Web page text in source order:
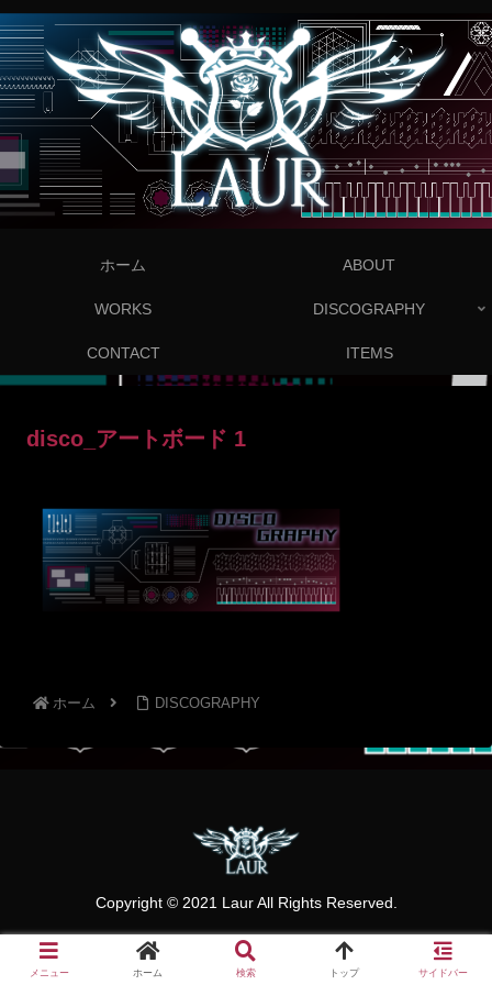
ホーム ABOUT
WORKS DISCOGRAPHY
CONTACT ITEMS
disco_アートボード 1
ホーム DISCOGRAPHY
Copyright © 2021 Laur All Rights Reserved.
メニュー ホーム 検索 トップ サイドバー